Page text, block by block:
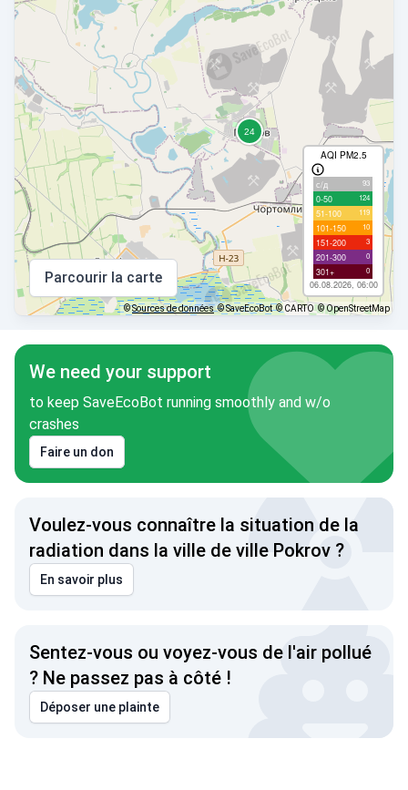
AQI PM2.5
с/д 93
0-50 124
51-100 119
101-150 10
151-200 3
201-300 0
301+ 0
06.08.2026, 06:00
Parcourir la carte
©Sources de données © SaveEcoBot © CARTO © OpenStreetMap
We need your support
to keep SaveEcoBot running smoothly and w/o
crashes
Faire un don
Voulez-vous connaître la situation de la
radiation dans la ville de ville Pokrov ?
En savoir plus
Sentez-vous ou voyez-vous de l'air pollué
? Ne passez pas à côté !
Déposer une plainte